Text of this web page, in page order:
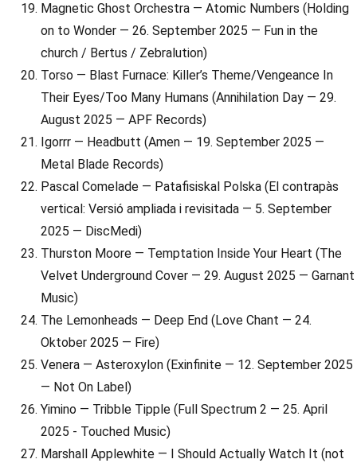
Magnetic Ghost Orchestra — Atomic Numbers (Holding
on to Wonder — 26. September 2025 — Fun in the
church / Bertus / Zebralution)
Torso — Blast Furnace: Killer’s Theme/Vengeance In
Their Eyes/Too Many Humans (Annihilation Day — 29.
August 2025 — APF Records)
Igorrr — Headbutt (Amen — 19. September 2025 —
Metal Blade Records)
Pascal Comelade — Patafisiskal Polska (El contrapàs
vertical: Versió ampliada i revisitada — 5. September
2025 — DiscMedi)
Thurston Moore — Temptation Inside Your Heart (The
Velvet Underground Cover — 29. August 2025 — Garnant
Music)
The Lemonheads — Deep End (Love Chant — 24.
Oktober 2025 — Fire)
Venera — Asteroxylon (Exinfinite — 12. September 2025
— Not On Label)
Yimino — Tribble Tipple (Full Spectrum 2 — 25. April
2025 - Touched Music)
Marshall Applewhite — I Should Actually Watch It (not